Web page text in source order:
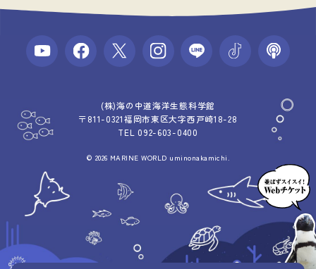
(株)海の中道海洋生態科学館
〒811-0321福岡市東区大字西戸崎18-28
TEL 092-603-0400
© 2026 MARINE WORLD uminonakamichi.